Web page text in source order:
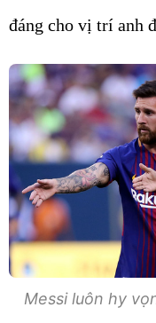
đáng cho vị trí anh
Messi luôn hy